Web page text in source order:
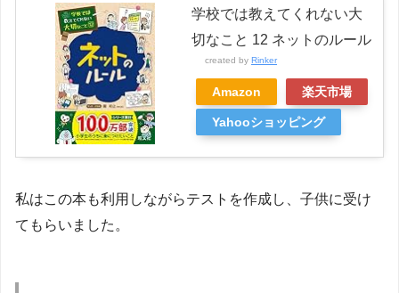
学校では教えてくれない大
切なこと 12 ネットのルール
created by Rinker
Amazon 楽天市場
Yahooショッピング
私はこの本も利用しながらテストを作成し、子供に受け
てもらいました。